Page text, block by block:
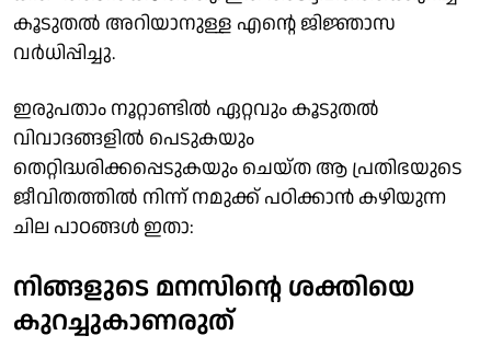
കൂടുതല്‍ അറിയാനുള്ള എന്റെ ജിജ്ഞാസ
വര്‍ധിപ്പിച്ചു.
ഇരുപതാം നൂറ്റാണ്ടില്‍ ഏറ്റവും കൂടുതല്‍
വിവാദങ്ങളില്‍ പെടുകയും
തെറ്റിദ്ധരിക്കപ്പെടുകയും ചെയ്ത ആ പ്രതിഭയുടെ
ജീവിതത്തില്‍ നിന്ന് നമുക്ക് പഠിക്കാന്‍ കഴിയുന്ന
ചില പാഠങ്ങള്‍ ഇതാ:
നിങ്ങളുടെ മനസിന്റെ ശക്തിയെ
കുറച്ചുകാണരുത്